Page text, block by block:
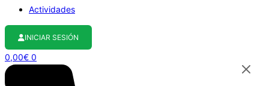
Actividades
INICIAR SESIÓN
0,00€ 0